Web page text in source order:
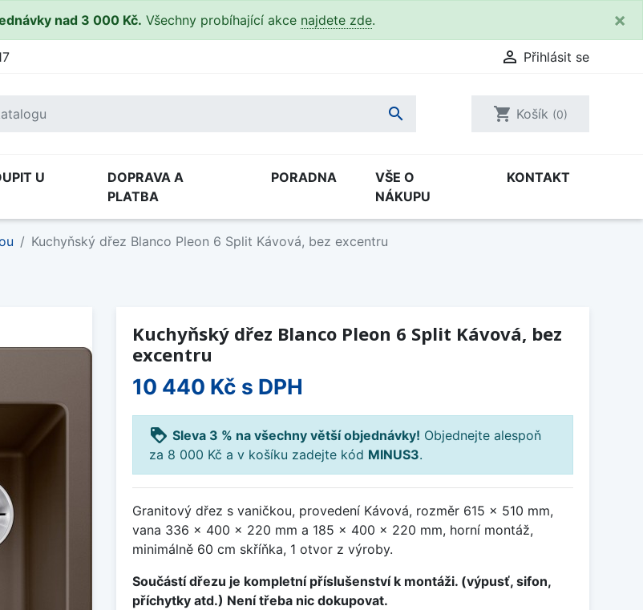
nad 3 000 Kč. Všechny probíhající akce najdete zde. ×
 Přihlásit se
 shopping_cart Košík (0)
U
DOPRAVA A
PLATBA
PORADNA
VŠE O
NÁKUPU
KONTAKT
Kuchyňský dřez Blanco Pleon 6 Split Kávová, bez excentru
Kuchyňský dřez Blanco Pleon 6 Split Kávová, bez
excentru
10 440 Kč s DPH
loyalty Sleva 3 % na všechny větší objednávky! Objednejte alespoň
za 8 000 Kč a v košíku zadejte kód MINUS3.
Granitový dřez s vaničkou, provedení Kávová, rozměr 615 x 510 mm,
vana 336 x 400 x 220 mm a 185 x 400 x 220 mm, horní montáž,
minimálně 60 cm skříňka, 1 otvor z výroby.
Součástí dřezu je kompletní příslušenství k montáži. (výpusť, sifon,
příchytky atd.) Není třeba nic dokupovat.